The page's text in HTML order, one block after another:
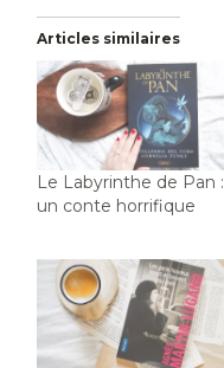
Articles similaires
Le Labyrinthe de Pan :
un conte horrifique